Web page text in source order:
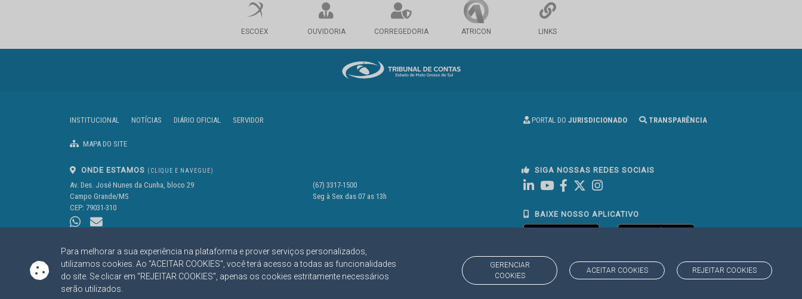
Para melhorar a sua experiência na plataforma e prover serviços personalizados,
utilizamos cookies. Ao "ACEITAR COOKIES", você terá acesso a todas as funcionalidades
do site. Se clicar em "REJEITAR COOKIES", apenas os cookies estritamente necessários
serão utilizados.
GERENCIAR
COOKIES
ACEITAR COOKIES REJEITAR COOKIES
ESCOEX OUVIDORIA CORREGEDORIA ATRICON LINKS
INSTITUCIONAL NOTÍCIAS DIÁRIO OFICIAL SERVIDOR PORTAL DO JURISDICIONADO TRANSPARÊNCIA
MAPA DO SITE
ONDE ESTAMOS (CLIQUE E NAVEGUE)
Av. Des. José Nunes da Cunha, bloco 29
Campo Grande/MS
CEP: 79031-310
(67) 3317-1500
Seg à Sex das 07 as 13h
SIGA NOSSAS REDES SOCIAIS
Linked In
Youtube
FacebookInstagram
BAIXE NOSSO APLICATIVO
https://www.tce.ms.gov.br